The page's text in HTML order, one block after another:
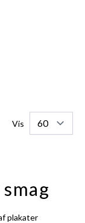
Vis
plakater